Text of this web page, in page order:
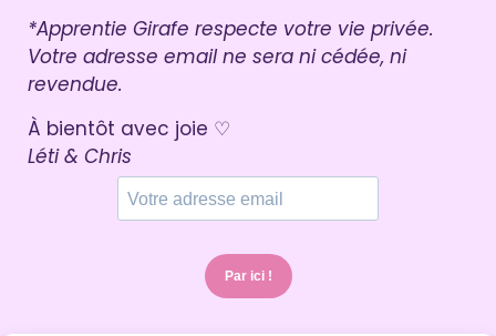
*Apprentie Girafe respecte votre vie privée.
Votre adresse email ne sera ni cédée, ni
revendue.
À bientôt avec joie ♡
Léti & Chris
Par ici !